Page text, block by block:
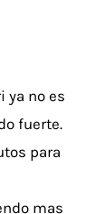
ya no es
fuerte.
para
mas